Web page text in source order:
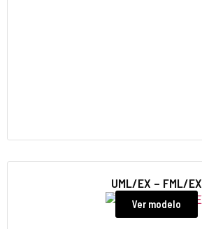
UML/EX – FML/EX
Ver modelo